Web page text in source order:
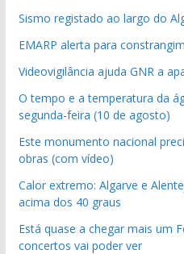
Sismo registado ao largo do
EMARP alerta para
Videovigilância ajuda GNR a
O tempo e a temperatura da
segunda-feira (10 de agosto)
Este monumento nacional
obras (com vídeo)
Calor extremo: Algarve e
acima dos 40 graus
Está quase a chegar mais um
concertos vai poder ver